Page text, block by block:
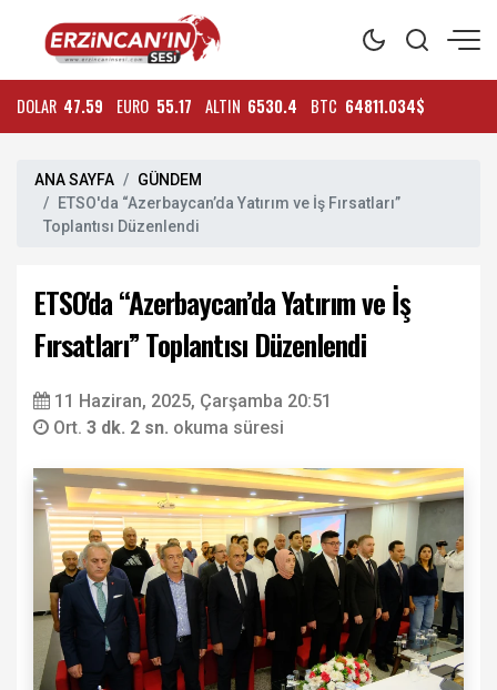
DOLAR 47.59 EURO 55.17 ALTIN 6530.4 BTC 64811.034$
ANA SAYFA
GÜNDEM
ETSO'da “Azerbaycan’da Yatırım ve İş Fırsatları”
Toplantısı Düzenlendi
ETSO'da “Azerbaycan’da Yatırım ve İş
Fırsatları” Toplantısı Düzenlendi
11 Haziran, 2025, Çarşamba 20:51
Ort. 3 dk. 2 sn. okuma süresi